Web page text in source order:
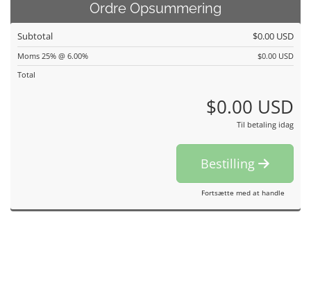
Ordre Opsummering
Subtotal $0.00 USD
Moms 25% @ 6.00%
$0.00 USD
Total
$0.00 USD
Til betaling idag
Bestilling
Fortsætte med at handle